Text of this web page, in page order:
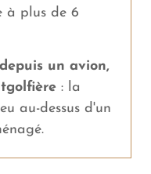
à plus de 6
un avion,
: la
au-dessus d'un